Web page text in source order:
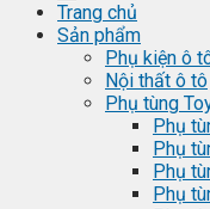
Trang chủ
Sản phẩm
Phụ kiện ô
Nội thất ô tô
Phụ tùng
Phụ
Phụ
Phụ
Phụ